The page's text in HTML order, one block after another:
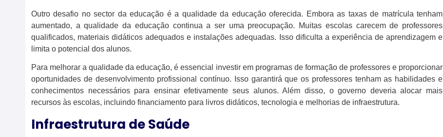
Outro desafio no sector da educação é a qualidade da educação oferecida. Embora as taxas de matrícula tenham
aumentado, a qualidade da educação continua a ser uma preocupação. Muitas escolas carecem de professores
qualificados, materiais didáticos adequados e instalações adequadas. Isso dificulta a experiência de aprendizagem e
limita o potencial dos alunos.
Para melhorar a qualidade da educação, é essencial investir em programas de formação de professores e proporcionar
oportunidades de desenvolvimento profissional contínuo. Isso garantirá que os professores tenham as habilidades e
conhecimentos necessários para ensinar efetivamente seus alunos. Além disso, o governo deveria alocar mais
recursos às escolas, incluindo financiamento para livros didáticos, tecnologia e melhorias de infraestrutura.
Infraestrutura de Saúde